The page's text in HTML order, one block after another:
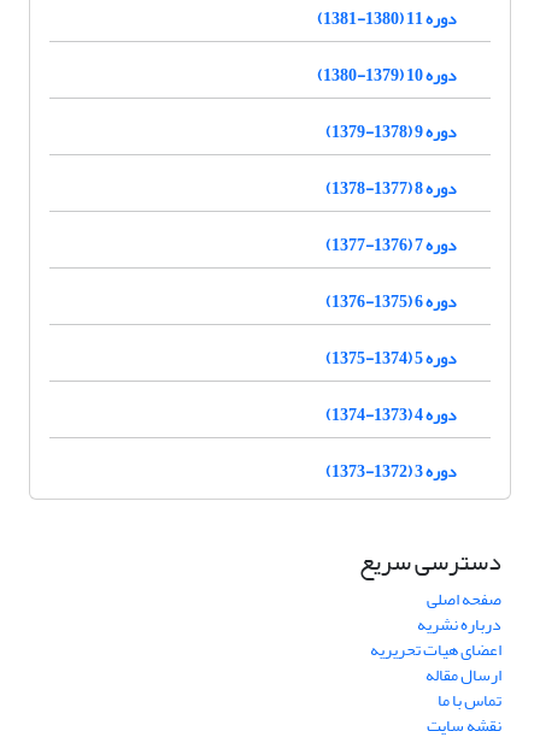
دوره 11 (1380-1381)
دوره 10 (1379-1380)
دوره 9 (1378-1379)
دوره 8 (1377-1378)
دوره 7 (1376-1377)
دوره 6 (1375-1376)
دوره 5 (1374-1375)
دوره 4 (1373-1374)
دوره 3 (1372-1373)
دسترسی سریع
صفحه اصلی
درباره نشریه
اعضای هیات تحریریه
ارسال مقاله
تماس با ما
نقشه سایت